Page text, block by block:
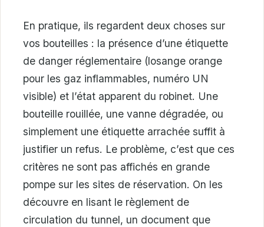
En pratique, ils regardent deux choses sur
vos bouteilles : la présence d’une étiquette
de danger réglementaire (losange orange
pour les gaz inflammables, numéro UN
visible) et l’état apparent du robinet. Une
bouteille rouillée, une vanne dégradée, ou
simplement une étiquette arrachée suffit à
justifier un refus. Le problème, c’est que ces
critères ne sont pas affichés en grande
pompe sur les sites de réservation. On les
découvre en lisant le règlement de
circulation du tunnel, un document que